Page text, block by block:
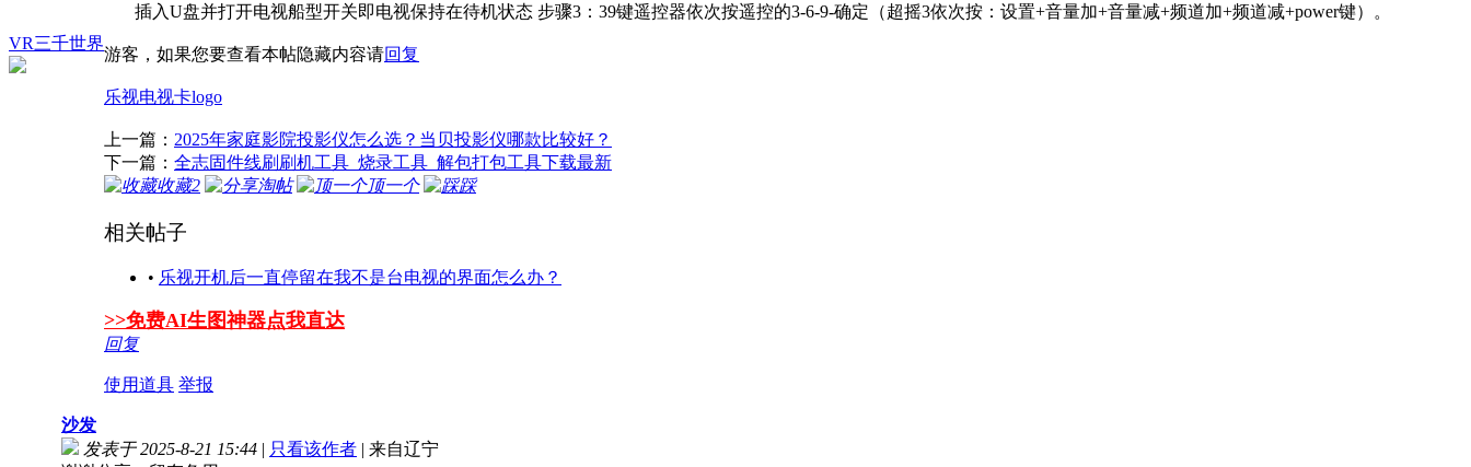
VR三千世界
插入U盘并打开电视船型开关即电视保持在待机状态 步骤3：39键遥控器依次按遥控的3-6-9-确定（超摇3依次按：设置+音量加+音量减+频道加+频道减+power键）。
游客，如果您要查看本帖隐藏内容请回复
乐视电视卡logo
上一篇： 2025年家庭影院投影仪怎么选？当贝投影仪哪款比较好？
下一篇： 全志固件线刷刷机工具_烧录工具_解包打包工具下载最新
收藏2 淘帖 顶一个 踩
相关帖子
• 乐视开机后一直停留在我不是台电视的界面怎么办？
>>免费AI生图神器点我直达
回复
使用道具 举报
沙发
发表于 2025-8-21 15:44 | 只看该作者 | 来自辽宁